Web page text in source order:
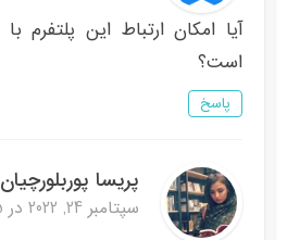
است؟
پاسخ
پریسا پوربلورچیان
سپتامبر 24, 2022 در 5:05 ب.ظ